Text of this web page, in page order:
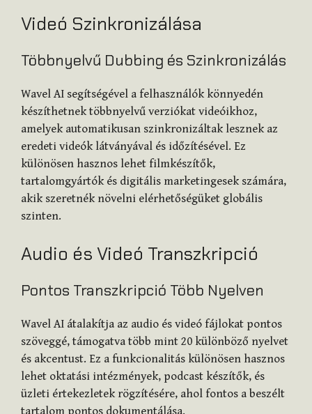
Videó Szinkronizálása
Többnyelvű Dubbing és Szinkronizálás
Wavel AI segítségével a felhasználók könnyedén
készíthetnek többnyelvű verziókat videóikhoz,
amelyek automatikusan szinkronizáltak lesznek az
eredeti videók látványával és időzítésével. Ez
különösen hasznos lehet filmkészítők,
tartalomgyártók és digitális marketingesek számára,
akik szeretnék növelni elérhetőségüket globális
szinten.
Audio és Videó Transzkripció
Pontos Transzkripció Több Nyelven
Wavel AI átalakítja az audio és videó fájlokat pontos
szöveggé, támogatva több mint 20 különböző nyelvet
és akcentust. Ez a funkcionalitás különösen hasznos
lehet oktatási intézmények, podcast készítők, és
üzleti értekezletek rögzítésére, ahol fontos a beszélt
tartalom pontos dokumentálása.